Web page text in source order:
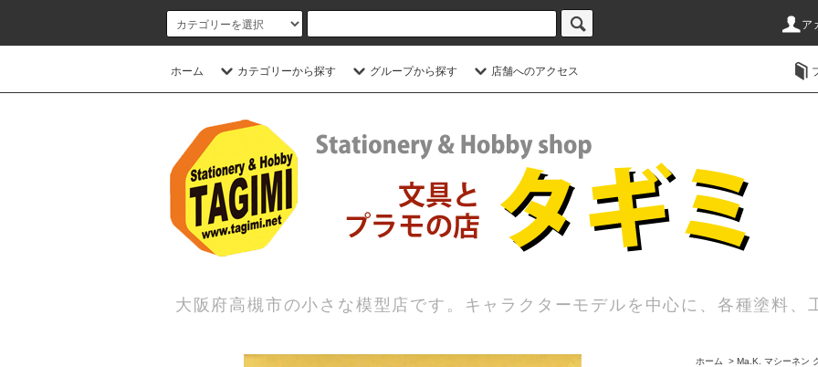
ア
ホーム カテゴリーから探す グループから探す 店舗へのアクセス
大阪府高槻市の小さな模型店です。キャラクターモデルを中心に、各種塗料、
ホーム > Ma.K. マシーネン